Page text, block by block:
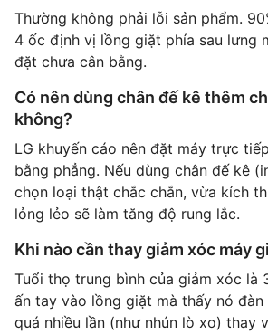
Thường không phải lỗi sản phẩm.
4 ốc định vị lồng giặt phía sau lưng
đặt chưa cân bằng.
Có nên dùng chân đế kê thêm
không?
LG khuyến cáo nên đặt máy trực
bằng phẳng. Nếu dùng chân đế kê
chọn loại thật chắc chắn, vừa kích
lỏng lẻo sẽ làm tăng độ rung lắc.
Khi nào cần thay giảm xóc máy
Tuổi thọ trung bình của giảm xóc là
ấn tay vào lồng giặt mà thấy nó đàn
quá nhiều lần (như nhún lò xo) thay